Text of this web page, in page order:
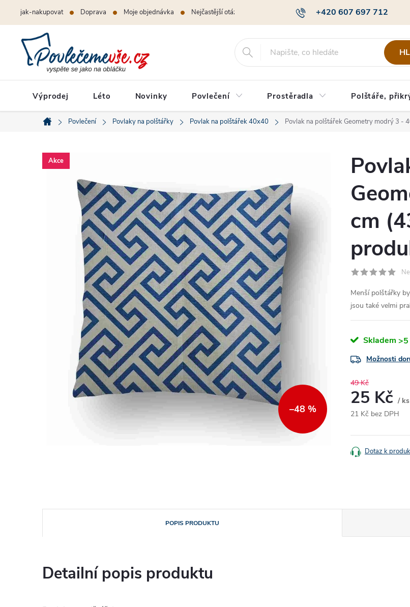
+420 607 697 712
jak-nakupovat Doprava Moje objednávka Nejčastější otázky Obchodní podmínky Podmínky ochrany
Výprodej Léto Novinky Povlečení Prostěradla Polštáře,
Domů
Povlečení Povlaky na polštářky Povlak na polštářek 40x40 Povlak na polštářek Geometry modrý 3 -
Akce
–48 %
cm
Menší polštářky
jsou také velmi
Skladem
Možnosti
49 Kč
25 Kč / ks
21 Kč bez DPH
cena:
Dotaz k
POPIS PRODUKTU
Detailní popis produktu